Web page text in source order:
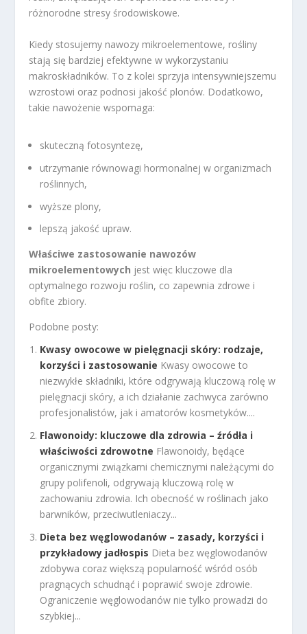
różnorodne stresy środowiskowe.
Kiedy stosujemy nawozy mikroelementowe, rośliny
stają się bardziej efektywne w wykorzystaniu
makroskładników. To z kolei sprzyja intensywniejszemu
wzrostowi oraz podnosi jakość plonów. Dodatkowo,
takie nawożenie wspomaga:
skuteczną fotosyntezę,
utrzymanie równowagi hormonalnej w organizmach
roślinnych,
wyższe plony,
lepszą jakość upraw.
Właściwe zastosowanie nawozów
mikroelementowych jest więc kluczowe dla
optymalnego rozwoju roślin, co zapewnia zdrowe i
obfite zbiory.
Podobne posty:
Kwasy owocowe w pielęgnacji skóry: rodzaje,
korzyści i zastosowanie Kwasy owocowe to
niezwykłe składniki, które odgrywają kluczową rolę w
pielęgnacji skóry, a ich działanie zachwyca zarówno
profesjonalistów, jak i amatorów kosmetyków....
Flawonoidy: kluczowe dla zdrowia – źródła i
właściwości zdrowotne Flawonoidy, będące
organicznymi związkami chemicznymi należącymi do
grupy polifenoli, odgrywają kluczową rolę w
zachowaniu zdrowia. Ich obecność w roślinach jako
barwników, przeciwutleniaczy...
Dieta bez węglowodanów – zasady, korzyści i
przykładowy jadłospis Dieta bez węglowodanów
zdobywa coraz większą popularność wśród osób
pragnących schudnąć i poprawić swoje zdrowie.
Ograniczenie węglowodanów nie tylko prowadzi do
szybkiej...